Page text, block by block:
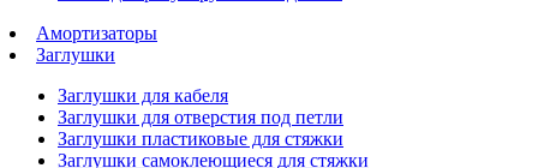
Амортизаторы
Заглушки
Заглушки для кабеля
Заглушки для отверстия под петли
Заглушки пластиковые для стяжки
Заглушки самоклеющиеся для стяжки